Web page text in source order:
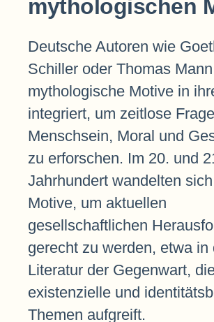
mythologischen
Deutsche Autoren wie
Schiller oder Thomas
mythologische Motive in
integriert, um zeitlose
Menschsein, Moral und
zu erforschen. Im 20. und
Jahrhundert wandelten
Motive, um aktuellen
gesellschaftlichen
gerecht zu werden, etwa in
Literatur der Gegenwart,
existenzielle und
Themen aufgreift.